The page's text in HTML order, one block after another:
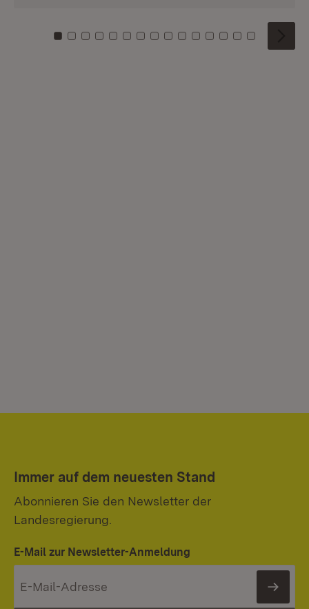
Zu Kachel: 0
Zu Kachel: 1
Zu Kachel: 2
Zu Kachel: 3
Zu Kachel: 4
Zu Kachel: 5
Zu Kachel: 6
Zu Kachel: 7
Zu Kachel: 8
Zu Kachel: 9
Zu Kachel: 10
Zu Kachel: 11
Zu Kachel: 12
Zu Kachel:
Zu
Immer auf dem neuesten Stand
Abonnieren Sie den Newsletter der
Landesregierung.
E-Mail zur Newsletter-Anmeldung